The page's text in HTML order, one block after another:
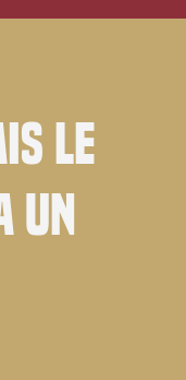
le
un